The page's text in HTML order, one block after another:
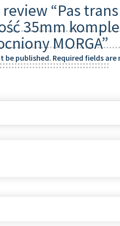
“Pas
35mm
MORGA”
be published. Required fields are